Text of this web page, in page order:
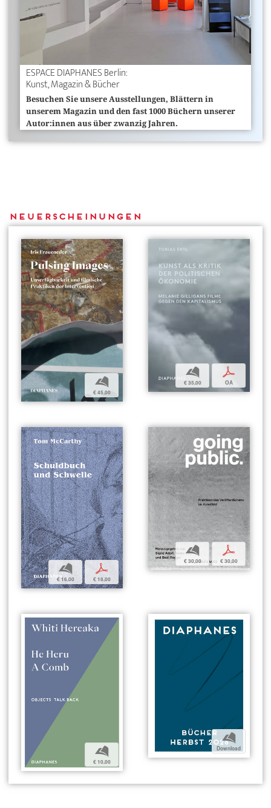
ESPACE DIAPHANES Berlin:
Kunst, Magazin & Bücher
Besuchen Sie unsere Ausstellungen, Blättern in
unserem Magazin und den fast 1000 Büchern unserer
Autor:innen aus über zwanzig Jahren.
Neuerscheinungen
b
€ 45,00
b
€ 35,00
p
OA
b
€ 16,00
p
€ 18,00
b
€ 30,00
p
€ 30,00
b
€ 10,00
b
Download